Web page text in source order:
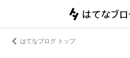
はてなブログ トップ